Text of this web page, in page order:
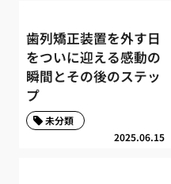
歯列矯正装置を外す日
をついに迎える感動の
瞬間とその後のステッ
プ
2025.06.15
未分類